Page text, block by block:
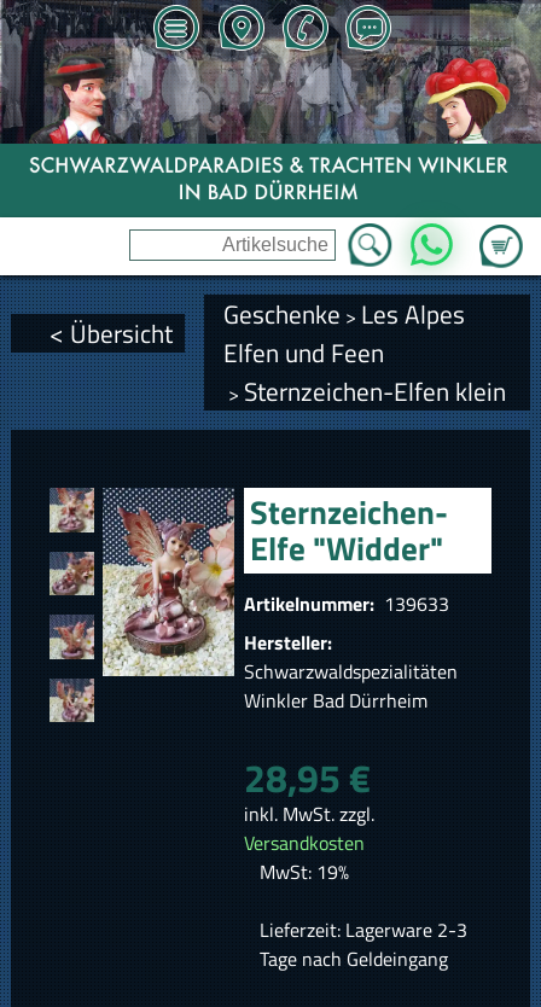
Zum
WhatsApp
< Übersicht Geschenke > Les Alpes
Elfen und Feen
> Sternzeichen-Elfen klein
Sternzeichen-
Elfe "Widder"
Artikelnummer: 139633
Hersteller:
Schwarzwaldspezialitäten
Winkler Bad Dürrheim
28,95 €
inkl. MwSt. zzgl.
Versandkosten
MwSt: 19%
Lieferzeit: Lagerware 2-3
Tage nach Geldeingang